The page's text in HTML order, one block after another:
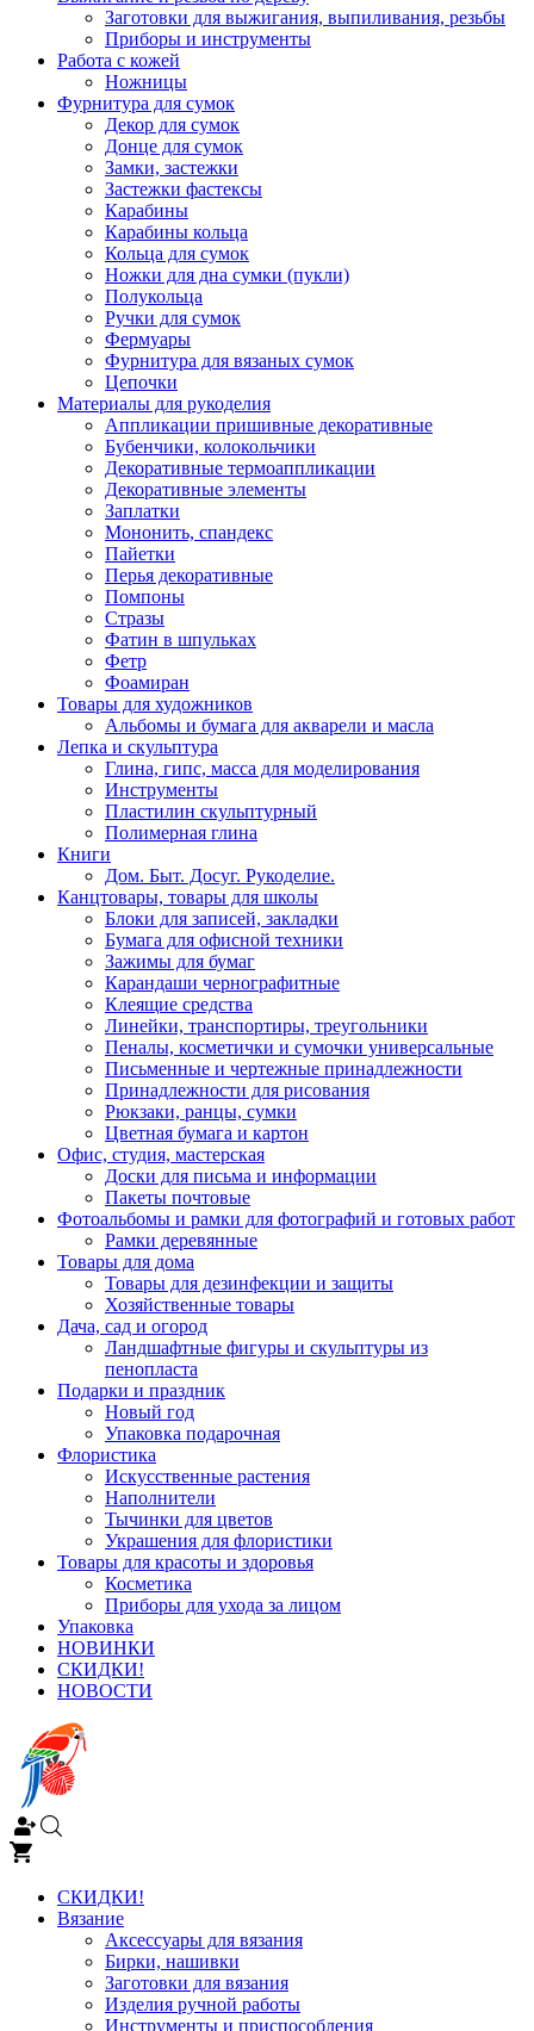
Заготовки для выжигания, выпиливания, резьбы
Приборы и инструменты
Работа с кожей
Ножницы
Фурнитура для сумок
Декор для сумок
Донце для сумок
Замки, застежки
Застежки фастексы
Карабины
Карабины кольца
Кольца для сумок
Ножки для дна сумки (пукли)
Полукольца
Ручки для сумок
Фермуары
Фурнитура для вязаных сумок
Цепочки
Материалы для рукоделия
Аппликации пришивные декоративные
Бубенчики, колокольчики
Декоративные термоаппликации
Декоративные элементы
Заплатки
Мононить, спандекс
Пайетки
Перья декоративные
Помпоны
Стразы
Фатин в шпульках
Фетр
Фоамиран
Товары для художников
Альбомы и бумага для акварели и масла
Лепка и скульптура
Глина, гипс, масса для моделирования
Инструменты
Пластилин скульптурный
Полимерная глина
Книги
Дом. Быт. Досуг. Рукоделие.
Канцтовары, товары для школы
Блоки для записей, закладки
Бумага для офисной техники
Зажимы для бумаг
Карандаши чернографитные
Клеящие средства
Линейки, транспортиры, треугольники
Пеналы, косметички и сумочки универсальные
Письменные и чертежные принадлежности
Принадлежности для рисования
Рюкзаки, ранцы, сумки
Цветная бумага и картон
Офис, студия, мастерская
Доски для письма и информации
Пакеты почтовые
Фотоальбомы и рамки для фотографий и готовых работ
Рамки деревянные
Товары для дома
Товары для дезинфекции и защиты
Хозяйственные товары
Дача, сад и огород
Ландшафтные фигуры и скульптуры из
пенопласта
Подарки и праздник
Новый год
Упаковка подарочная
Флористика
Искусственные растения
Наполнители
Тычинки для цветов
Украшения для флористики
Товары для красоты и здоровья
Косметика
Приборы для ухода за лицом
Упаковка
НОВИНКИ
СКИДКИ!
НОВОСТИ
СКИДКИ!
Вязание
Аксессуары для вязания
Бирки, нашивки
Заготовки для вязания
Изделия ручной работы
Инструменты и приспособления